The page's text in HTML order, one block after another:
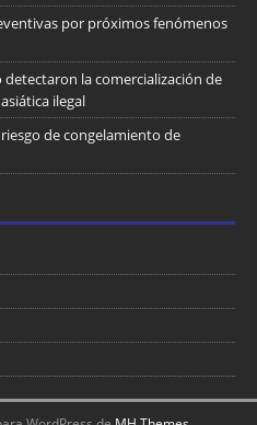
por próximos fenómenos
la comercialización de
ilegal
de congelamiento de